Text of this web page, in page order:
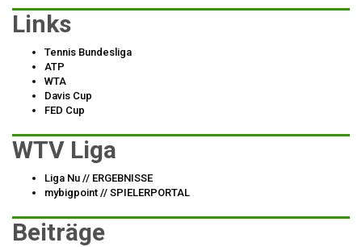
Links
Tennis Bundesliga
ATP
WTA
Davis Cup
FED Cup
WTV Liga
Liga Nu // ERGEBNISSE
mybigpoint // SPIELERPORTAL
Beiträge